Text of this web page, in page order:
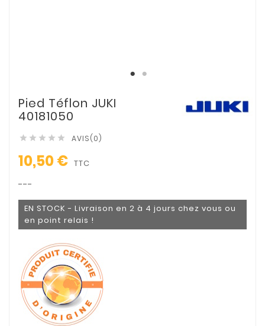
Pied Téflon JUKI
40181050
     AVIS(0)
10,50 € TTC
---
EN STOCK - Livraison en 2 à 4 jours chez vous ou
en point relais !